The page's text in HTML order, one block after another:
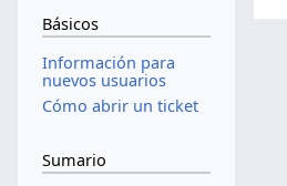
Básicos
Información para
nuevos usuarios
Cómo abrir un ticket
Sumario